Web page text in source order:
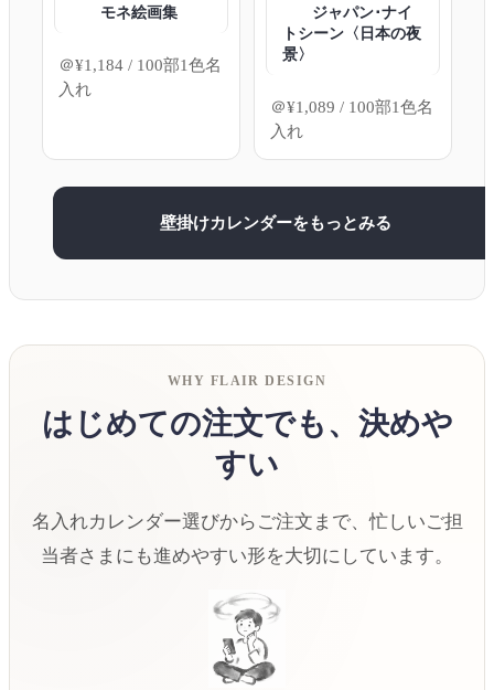
モネ絵画集
＠¥1,184/ 100部1色名
入れ
ジャパン･ナイ
トシーン〈日本の夜
景〉
＠¥1,089 / 100部1色名
入れ
壁掛けカレンダーをもっとみる
WHY FLAIR DESIGN
はじめての注文でも、決めや
すい
名入れカレンダー選びからご注文まで、忙しいご担
当者さまにも進めやすい形を大切にしています。